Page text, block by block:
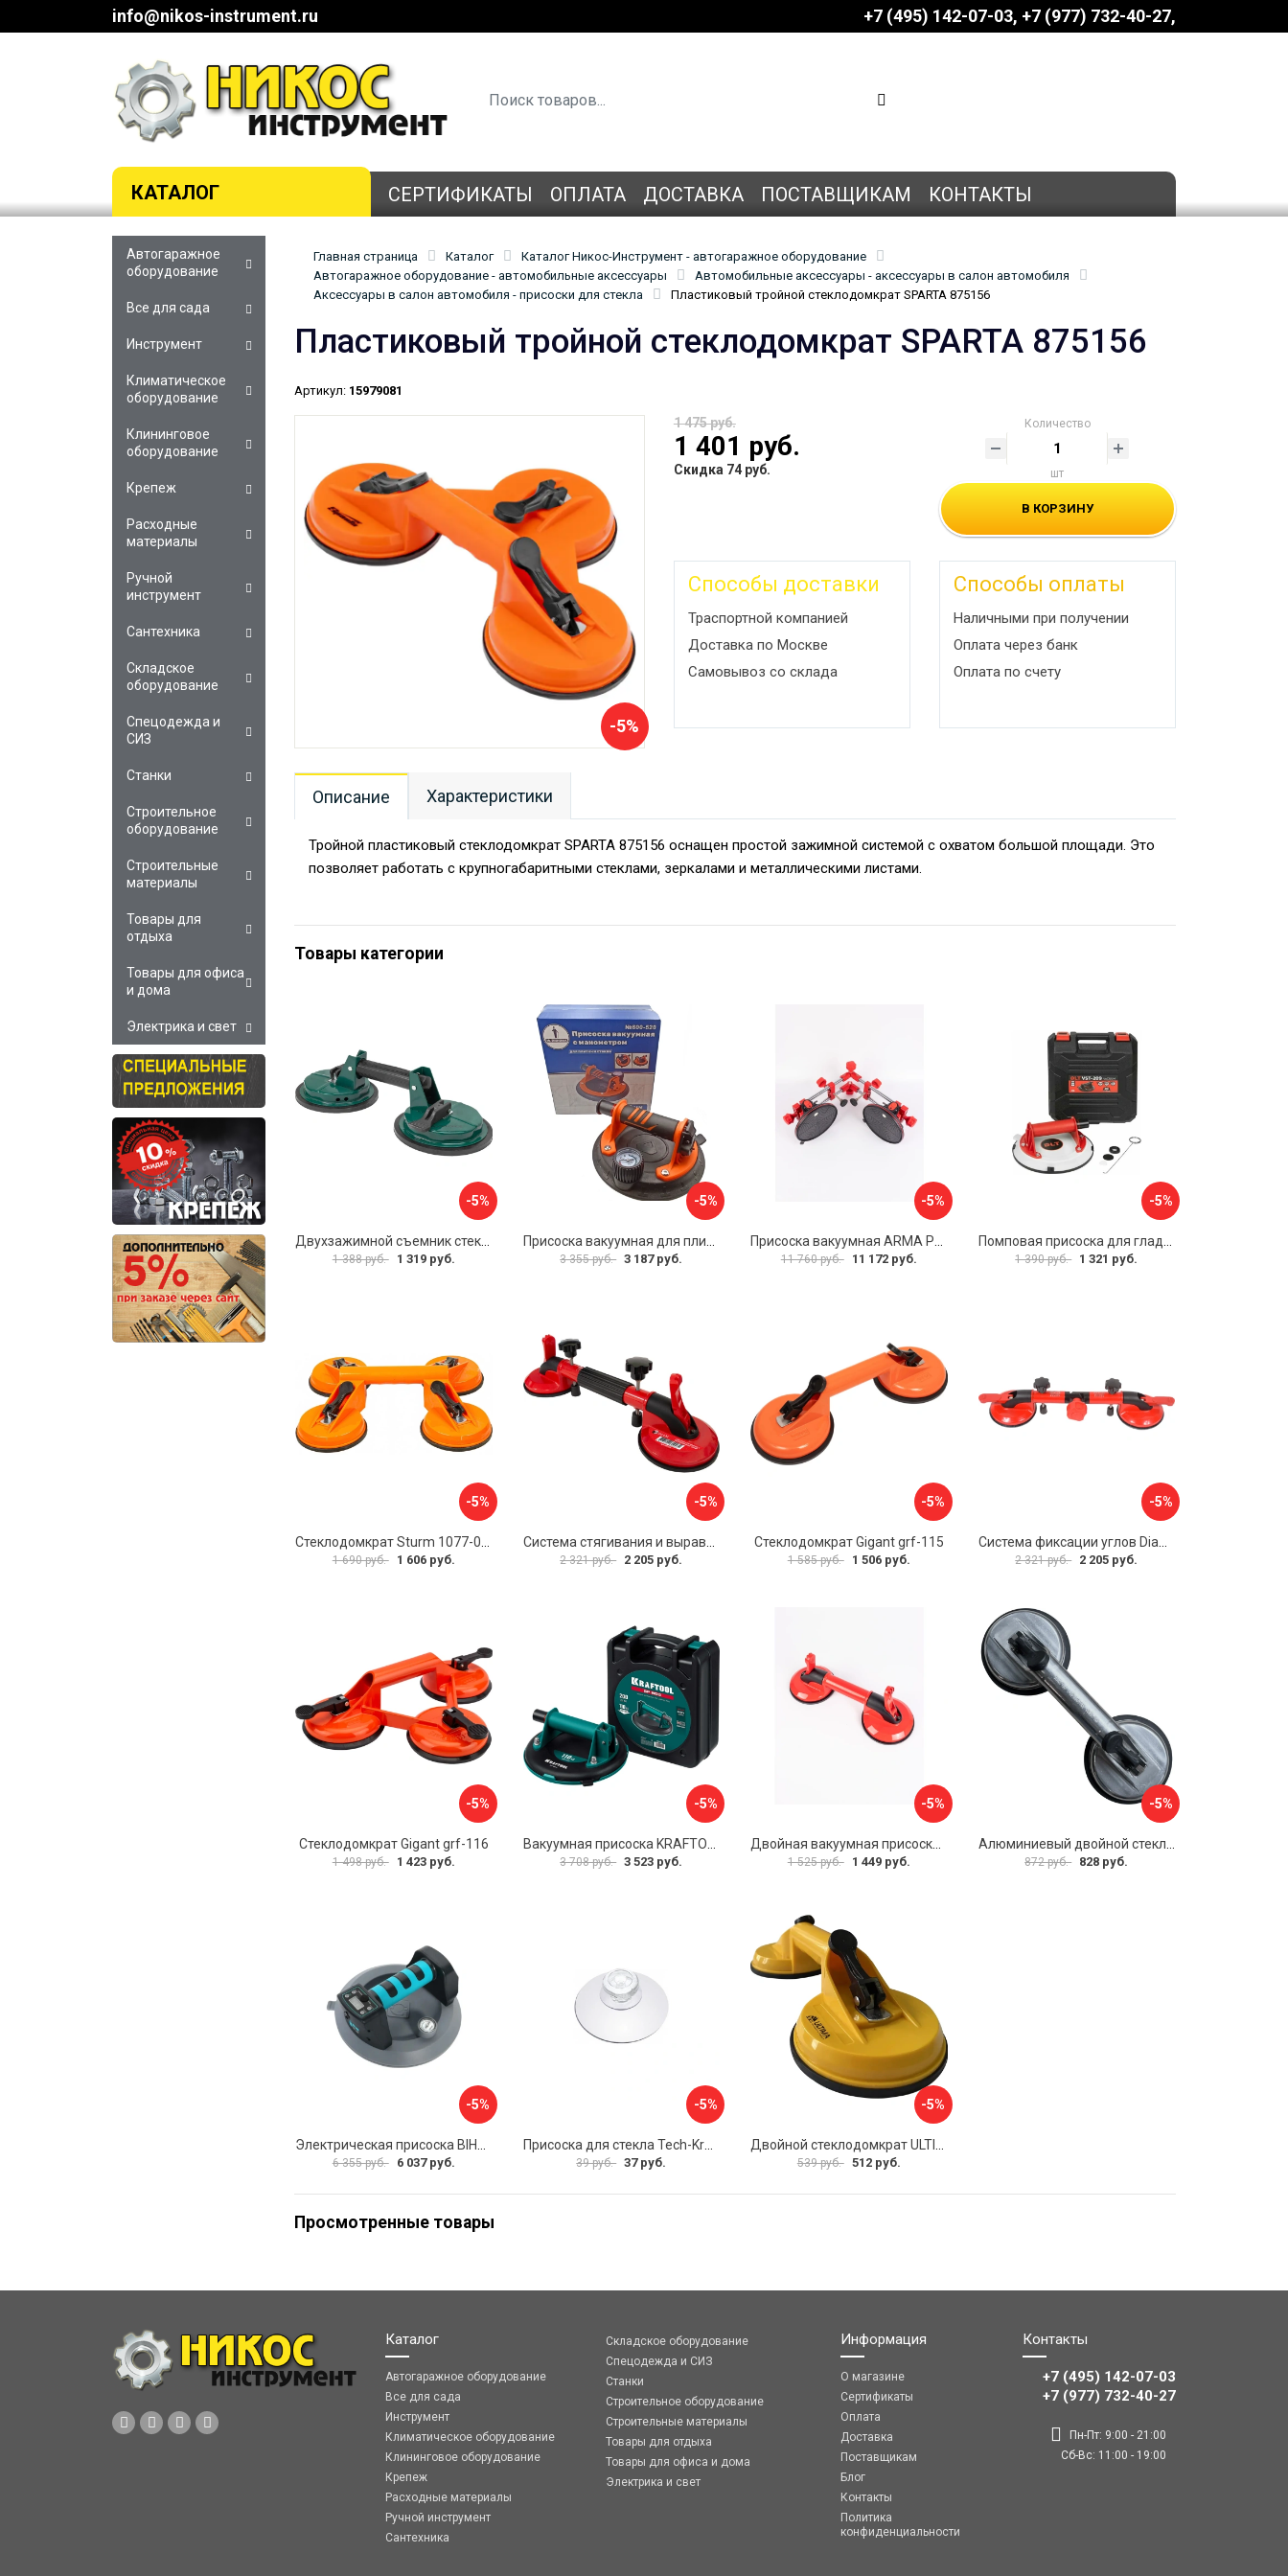
info@nikos-instrument.ru +7 (495) 142-07-03 ‎‎+7 (977) 732-40-27
КАТАЛОГ СЕРТИФИКАТЫ ОПЛАТА ДОСТАВКА ПОСТАВЩИКАМ КОНТАКТЫ
Главная страница Каталог
Каталог Никос-Инструмент - автогаражное оборудование
Автогаражное оборудование - автомобильные аксессуары
Автомобильные аксессуары - аксессуары в салон автомобиля
Аксессуары в салон автомобиля - присоски для стекла
Пластиковый тройной стеклодомкрат SPARTA 875156
Пластиковый тройной стеклодомкрат SPARTA 875156
Артикул: 15979081
-5%
1 475 руб.
1 401 руб.
Скидка 74 руб.
Количество
шт
В КОРЗИНУ
Способы доставки
Траспортной компанией
Доставка по Москве
Самовывоз со склада
Способы оплаты
Наличными при получении
Оплата через банк
Оплата по счету
Описание Характеристики
Тройной пластиковый стеклодомкрат SPARTA 875156 оснащен простой зажимной системой с охватом большой площади. Это
позволяет работать с крупногабаритными стеклами, зеркалами и металлическими листами.
Товары категории
-5%
1 388 руб. 1 319 руб.
-5%
3 355 руб. 3 187 руб.
-5%
11 760 руб. 11 172 руб.
-5%
1 390 руб. 1 321 руб.
-5%
Стеклодомкрат Sturm 1077-06-04
1 690 руб. 1 606 руб.
-5%
Система стягивания и выравнивания Diam 600129
2 321 руб. 2 205 руб.
-5%
Стеклодомкрат Gigant grf-115
1 585 руб. 1 506 руб.
-5%
Система фиксации углов Diam 600130
2 321 руб. 2 205 руб.
-5%
Стеклодомкрат Gigant grf-116
1 498 руб. 1 423 руб.
-5%
3 708 руб. 3 523 руб.
-5%
1 525 руб. 1 449 руб.
-5%
872 руб. 828 руб.
-5%
6 355 руб. 6 037 руб.
-5%
Присоска для стекла Tech-Krep 127465
39 руб. 37 руб.
-5%
539 руб. 512 руб.
Просмотренные товары
Автогаражное
оборудование
Все для сада
Инструмент
Климатическое
оборудование
Клининговое
оборудование
Крепеж
Расходные
материалы
Ручной
инструмент
Сантехника
Складское
оборудование
Спецодежда и
СИЗ
Станки
Строительное
оборудование
Строительные
материалы
Товары для
отдыха
Товары для офиса
и дома
Электрика и свет
Каталог
Автогаражное оборудование
Все для сада
Инструмент
Климатическое оборудование
Клининговое оборудование
Крепеж
Расходные материалы
Ручной инструмент
Сантехника
Складское оборудование
Спецодежда и СИЗ
Станки
Строительное оборудование
Строительные материалы
Товары для отдыха
Товары для офиса и дома
Электрика и свет
Информация
О магазине
Сертификаты
Оплата
Доставка
Поставщикам
Блог
Контакты
Политика
конфиденциальности
Контакты
+7 (495) 142-07-03
‎‎+7 (977) 732-40-27
Пн-Пт: 9:00 - 21:00
Сб-Вс: 11:00 - 19:00